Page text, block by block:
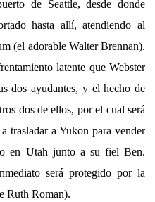
de Seattle, desde donde
hasta allí, atendiendo al
(el adorable Walter Brennan).
latente que Webster
dos ayudantes, y el hecho de
dos de ellos, por el cual será
trasladar a Yukon para vender
en Utah junto a su fiel Ben.
será protegido por la
Ruth Roman).